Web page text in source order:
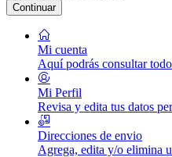
Continuar
Mi cuenta
Aquí podrás consultar
Mi Perfil
Revisa y edita tus datos
Direcciones de envio
Agrega, edita y/o elimina